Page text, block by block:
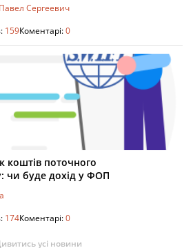
Сергеевич
159Коментарі:0
коштів поточного
чи буде дохід у ФОП
174Коментарі:0
усі новини